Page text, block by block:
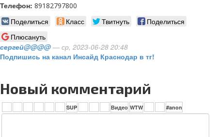
Телефон: 89182797800
Поделиться Класс Твитнуть
Поделиться
Плюсануть
сергей@@@@ — ср, 2023-06-28 20:48
Подпишись на канал Инсайд Краснодар в тг!
Новый комментарий